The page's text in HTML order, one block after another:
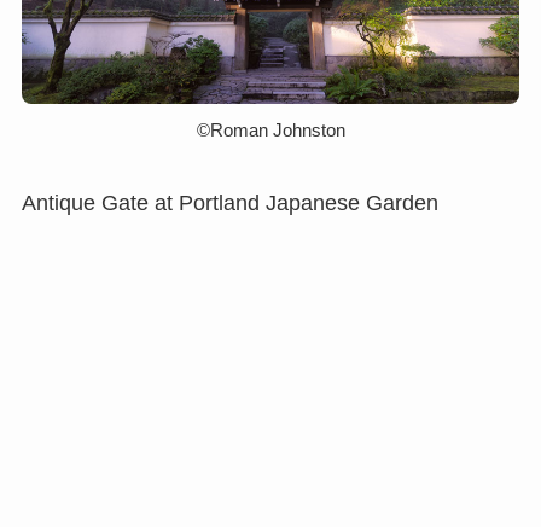
©︎Roman Johnston
Antique Gate at Portland Japanese Garden